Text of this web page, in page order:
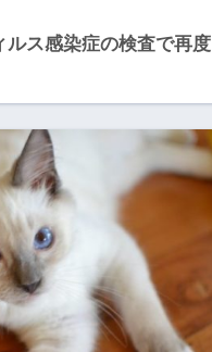
ス感染症の検査で再度